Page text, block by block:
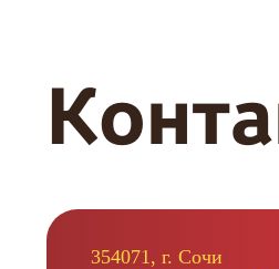
354071, г. Сочи